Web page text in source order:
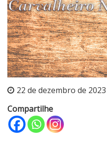
22 de dezembro de 2023
Compartilhe